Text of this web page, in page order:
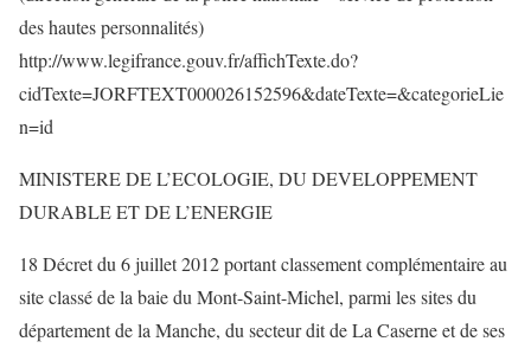
des hautes personnalités)
http://www.legifrance.gouv.fr/affichTexte.do?
cidTexte=JORFTEXT000026152596&dateTexte=&categorieLie
n=id
MINISTERE DE L’ECOLOGIE, DU DEVELOPPEMENT
DURABLE ET DE L’ENERGIE
18 Décret du 6 juillet 2012 portant classement complémentaire au
site classé de la baie du Mont-Saint-Michel, parmi les sites du
département de la Manche, du secteur dit de La Caserne et de ses